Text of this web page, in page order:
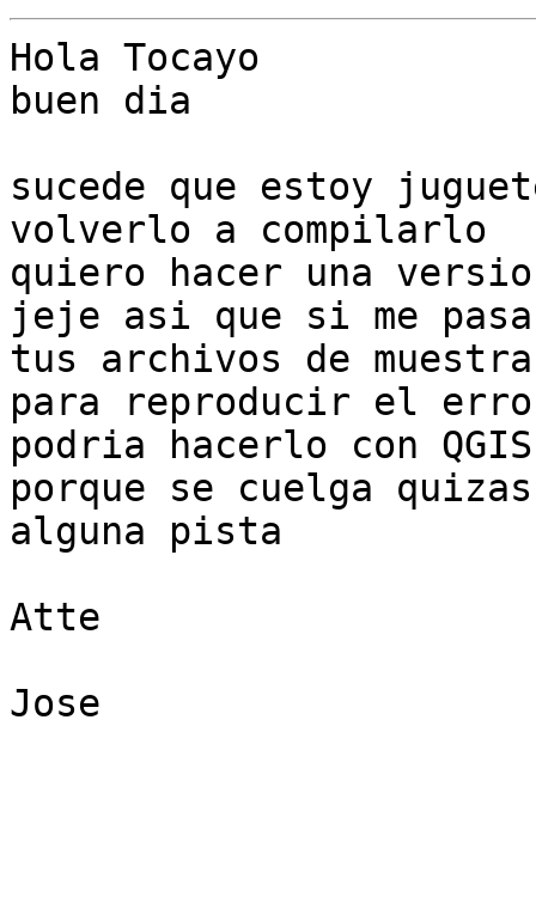
Hola Tocayo
buen dia
sucede que estoy
volverlo a compilarlo
quiero hacer una
jeje asi que si me
tus archivos de
para reproducir el
podria hacerlo con
porque se cuelga
alguna pista
Atte
Jose